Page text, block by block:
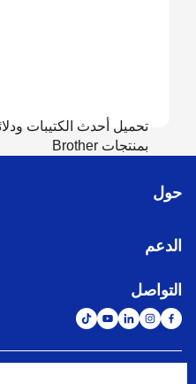
تحميل أحدث الكتيبات
بمنتجات Brother
حول
الدعم
التواصل